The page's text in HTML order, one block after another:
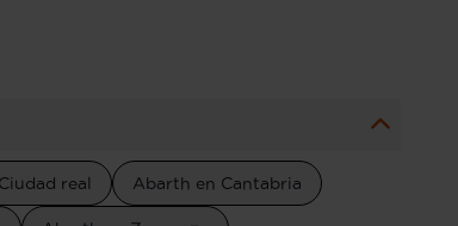
real Abarth en Cantabria